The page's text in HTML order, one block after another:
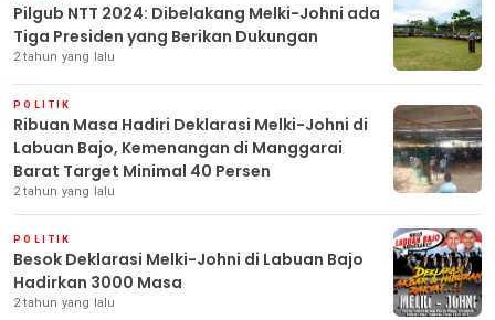
Pilgub NTT 2024: Dibelakang Melki-Johni ada
Tiga Presiden yang Berikan Dukungan
2 tahun yang lalu
POLITIK
Ribuan Masa Hadiri Deklarasi Melki-Johni di
Labuan Bajo, Kemenangan di Manggarai
Barat Target Minimal 40 Persen
2 tahun yang lalu
POLITIK
Besok Deklarasi Melki-Johni di Labuan Bajo
Hadirkan 3000 Masa
2 tahun yang lalu